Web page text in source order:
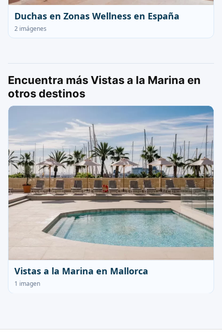
Duchas en Zonas Wellness en España
2 imágenes
Encuentra más Vistas a la Marina en
otros destinos
Vistas a la Marina en Mallorca
1 imagen